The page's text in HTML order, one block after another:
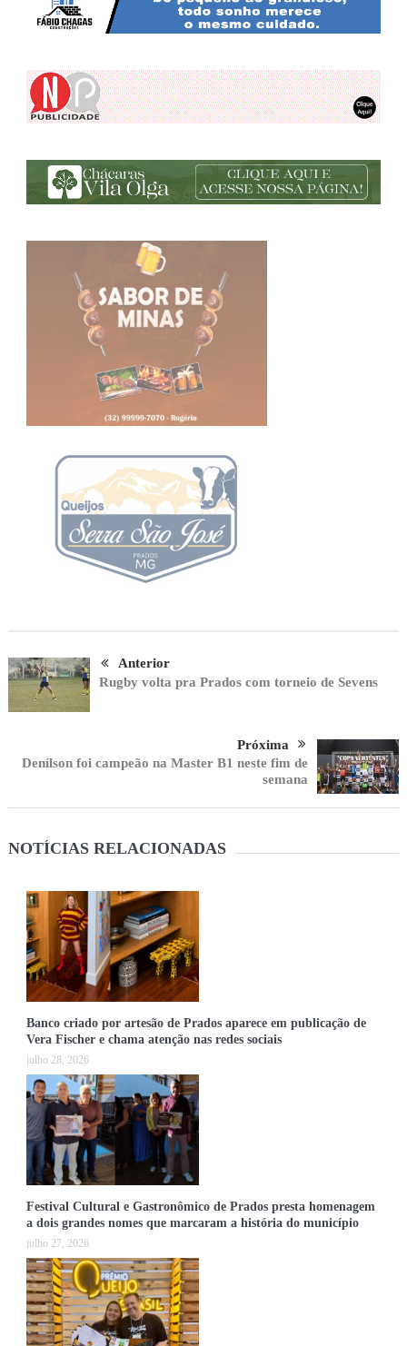
Anterior
Rugby volta pra Prados com torneio de Sevens
Próxima
Denílson foi campeão na Master B1 neste fim de
semana
NOTÍCIAS RELACIONADAS
Banco criado por artesão de Prados aparece em publicação de
Vera Fischer e chama atenção nas redes sociais
julho 28, 2026
Festival Cultural e Gastronômico de Prados presta homenagem
a dois grandes nomes que marcaram a história do município
julho 27, 2026